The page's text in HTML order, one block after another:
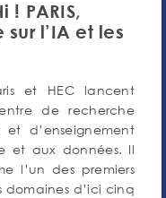
! PARIS,
l’IA et les
et HEC lancent
de recherche
d’enseignement
et aux données. Il
l’un des premiers
d’ici cinq